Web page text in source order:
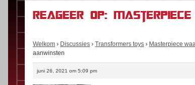
Reageer op:
Welkom › Discussies › Transformers toys › Masterpiece
aanwinsten
juni 26, 2021 om 5:09 pm